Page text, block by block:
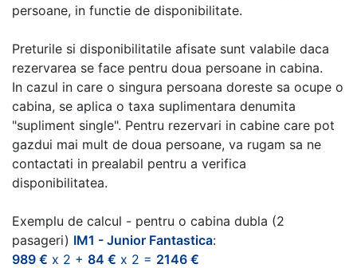
persoane, in functie de disponibilitate.
Preturile si disponibilitatile afisate sunt valabile daca
rezervarea se face pentru doua persoane in cabina.
In cazul in care o singura persoana doreste sa ocupe o
cabina, se aplica o taxa suplimentara denumita
"supliment single". Pentru rezervari in cabine care pot
gazdui mai mult de doua persoane, va rugam sa ne
contactati in prealabil pentru a verifica
disponibilitatea.
Exemplu de calcul - pentru o cabina dubla (2
pasageri) IM1 - Junior Fantastica:
989 € x 2 + 84 € x 2 = 2146 €